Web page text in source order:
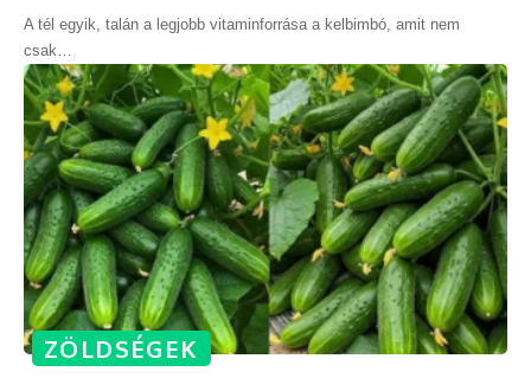
A tél egyik, talán a legjobb vitaminforrása a kelbimbó, amit nem
csak…
ZÖLDSÉGEK